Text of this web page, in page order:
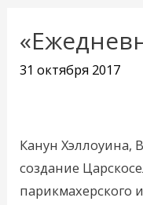
31 октября 2017
Канун Хэллоуина,
создание
парикмахерского
«Ежедневник»
31.10.2017